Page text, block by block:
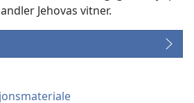
Jehovas vitner.